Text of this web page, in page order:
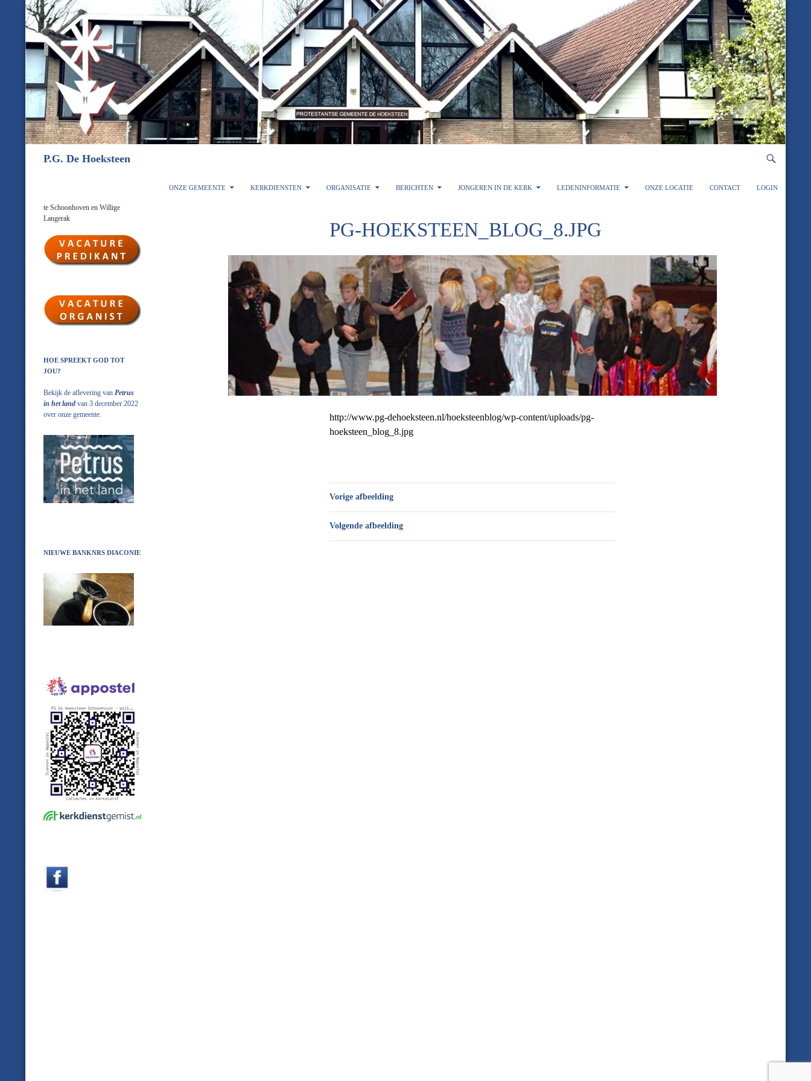
inhoud
P.G. De Hoeksteen
ONZE GEMEENTE KERKDIENSTEN ORGANISATIE BERICHTEN JONGEREN IN DE KERK LEDENINFORMATIE ONZE LOCATIE CONTACT LOGIN
PG-HOEKSTEEN_BLOG_8.JPG
http://www.pg-dehoeksteen.nl/hoeksteenblog/wp-content/uploads/pg-
hoeksteen_blog_8.jpg
Vorige afbeelding
Volgende afbeelding
te Schoonhoven en Willige
Langerak
HOE SPREEKT GOD TOT
JOU?
Bekijk de aflevering van Petrus
in het land van 3 december 2022
over onze gemeente.
NIEUWE BANKNRS DIACONIE